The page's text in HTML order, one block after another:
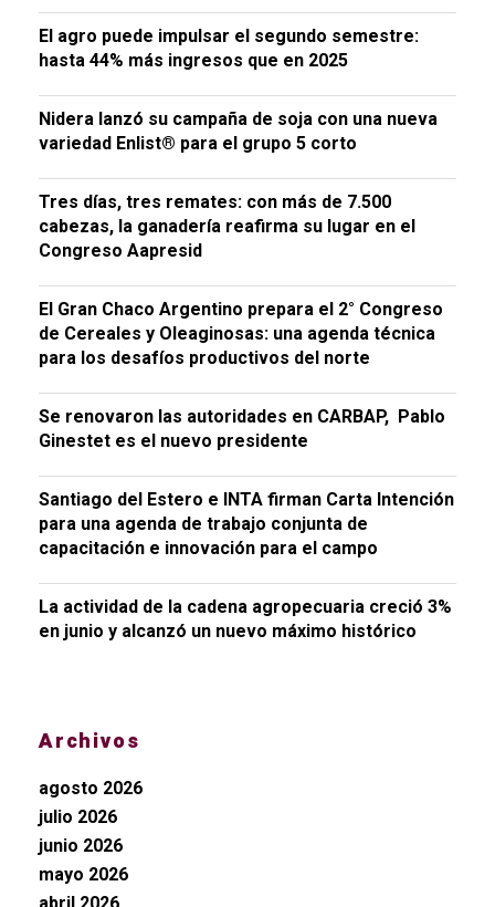
El agro puede impulsar el segundo semestre:
hasta 44% más ingresos que en 2025
Nidera lanzó su campaña de soja con una nueva
variedad Enlist® para el grupo 5 corto
Tres días, tres remates: con más de 7.500
cabezas, la ganadería reafirma su lugar en el
Congreso Aapresid
El Gran Chaco Argentino prepara el 2° Congreso
de Cereales y Oleaginosas: una agenda técnica
para los desafíos productivos del norte
Se renovaron las autoridades en CARBAP, Pablo
Ginestet es el nuevo presidente
Santiago del Estero e INTA firman Carta Intención
para una agenda de trabajo conjunta de
capacitación e innovación para el campo
La actividad de la cadena agropecuaria creció 3%
en junio y alcanzó un nuevo máximo histórico
Archivos
agosto 2026
julio 2026
junio 2026
mayo 2026